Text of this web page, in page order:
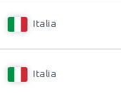
Italia
Italia